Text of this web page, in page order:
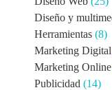
Diseño y
Herramientas (8)
Marketing Digital
Marketing Online
Publicidad (14)